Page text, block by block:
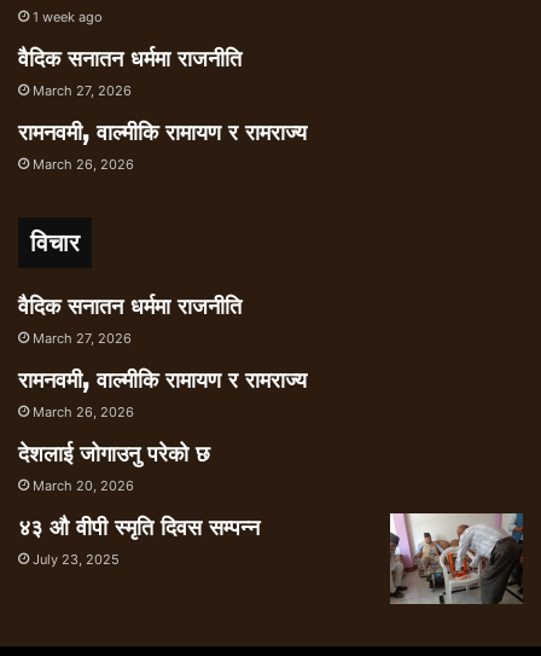
1 week ago
वैदिक सनातन धर्ममा राजनीति
March 27, 2026
रामनवमी, वाल्मीकि रामायण र रामराज्य
March 26, 2026
विचार
वैदिक सनातन धर्ममा राजनीति
March 27, 2026
रामनवमी, वाल्मीकि रामायण र रामराज्य
March 26, 2026
देशलाई जोगाउनु परेको छ
March 20, 2026
४३ औ वीपी स्मृति दिवस सम्पन्न
July 23, 2025